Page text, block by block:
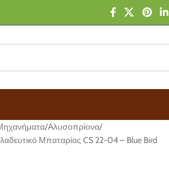
Αλυσοπρίονα
Μπαταρίας CS 22-04 – Blue Bird